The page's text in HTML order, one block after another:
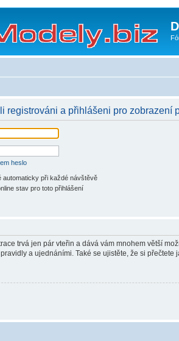
registrováni a přihlášeni pro zobrazení
heslo
automaticky při každé návštěvě
stav pro toto přihlášení
trvá jen pár vteřin a dává vám mnohem větší
a ujednáními. Také se ujistěte, že si přečtete